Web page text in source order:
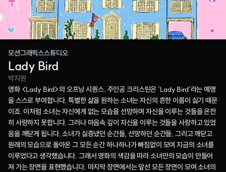
모션그래픽스스튜디오
Lady Bird
박지원
영화 <Lady Bird>의 오프닝 시퀀스. 주인공 크리스틴은 ‘Lady Bird’라는 예명
을 스스로 부여합니다. 특별한 삶을 원하는 소녀는 자신의 흔한 이름이 싫기 때문
이죠. 이처럼 소녀는 자신에게 없는 모습을 선망하며 자신을 이루는 것들을 온전
히 사랑하지 못합니다. 그러나 마음속 깊이 자신을 이루는 것들을 사랑하고 있었
음을 깨닫게 됩니다. 소녀가 싫증냈던 순간들, 선망하던 순간들, 그리고 깨닫고
원래의 모습으로 돌아온 그 모든 순간 하나하나가 빠짐없이 모여 지금의 소녀를
이루었다고 생각했습니다. 그래서 영화의 색감을 따라 소녀만의 모습이 만들어
져 가는 장면을 표현했습니다. 마지막 장면에서는 앞선 모든 장면이 모여 소녀의